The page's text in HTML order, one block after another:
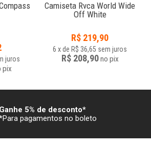
juros
pix
Camiseta Rvca World Wide
Off White
R$ 219,90
6 xde R$ 36,65 sem juros
R$ 208,90no pix
Ganhe 5% de desconto*
pagamentos no boleto